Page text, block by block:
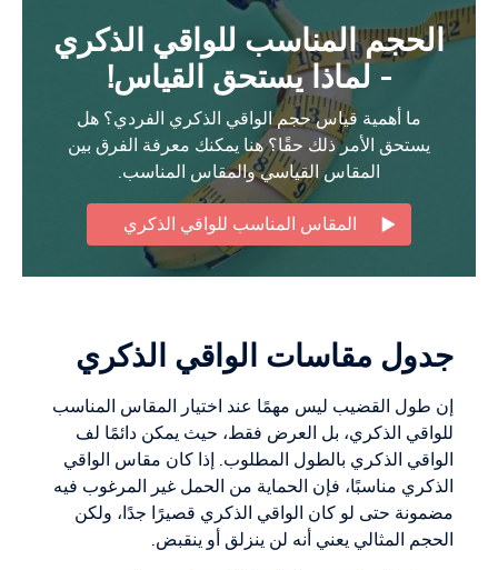
الحجم المناسب للواقي الذكري
- لماذا يستحق القياس!
ما أهمية قياس حجم الواقي الذكري الفردي؟ هل
يستحق الأمر ذلك حقًا؟ هنا يمكنك معرفة الفرق بين
المقاس القياسي والمقاس المناسب.
المقاس المناسب للواقي الذكري
جدول مقاسات الواقي الذكري
إن طول القضيب ليس مهمًا عند اختيار المقاس المناسب
للواقي الذكري، بل العرض فقط، حيث يمكن دائمًا لف
الواقي الذكري بالطول المطلوب. إذا كان مقاس الواقي
الذكري مناسبًا، فإن الحماية من الحمل غير المرغوب فيه
مضمونة حتى لو كان الواقي الذكري قصيرًا جدًا، ولكن
الحجم المثالي يعني أنه لن ينزلق أو ينقبض.